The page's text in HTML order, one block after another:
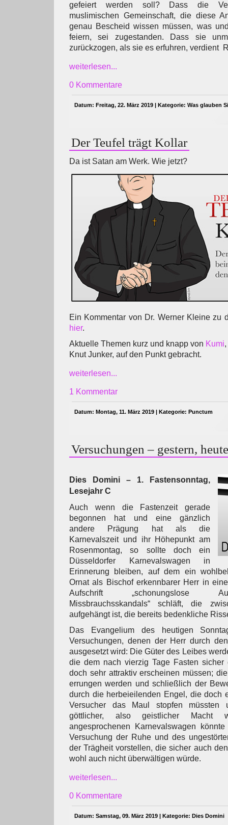
gefeiert werden soll? Dass die
muslimischen Gemeinschaft, die diese
genau Bescheid wissen müssen, was
feiern, sei zugestanden. Dass sie
zurückzogen, als sie es erfuhren, verdient
weiterlesen...
0 Kommentare
Datum: Freitag, 22. März 2019 | Kategorie: Was glauben
Der Teufel trägt Kollar
Da ist Satan am Werk. Wie jetzt?
Ein Kommentar von Dr. Werner Kleine zu
hier.
Aktuelle Themen kurz und knapp von Kumi
Knut Junker, auf den Punkt gebracht.
weiterlesen...
1 Kommentar
Datum: Montag, 11. März 2019 | Kategorie: Punctum
Versuchungen – gestern,
Dies Domini – 1. Fastensonntag,
Lesejahr C
Auch wenn die Fastenzeit gerade
begonnen hat und eine gänzlich
andere Prägung hat als die
Karnevalszeit und ihr Höhepunkt am
Rosenmontag, so sollte doch ein
Düsseldorfer Karnevalswagen in
Erinnerung bleiben, auf dem ein
Ornat als Bischof erkennbarer Herr in
Aufschrift „schonungslose
Missbrauchsskandals“ schläft, die
aufgehängt ist, die bereits bedenkliche
Das Evangelium des heutigen
Versuchungen, denen der Herr durch
ausgesetzt wird: Die Güter des Leibes
die dem nach vierzig Tage Fasten sicher
doch sehr attraktiv erscheinen müssen;
errungen werden und schließlich der
durch die herbeieilenden Engel, die doch
Versucher das Maul stopfen müssten
göttlicher, also geistlicher Macht
angesprochenen Karnevalswagen
Versuchung der Ruhe und des
der Trägheit vorstellen, die sicher auch
wohl auch nicht überwältigen würde.
weiterlesen...
0 Kommentare
Datum: Samstag, 09. März 2019 | Kategorie: Dies Domini